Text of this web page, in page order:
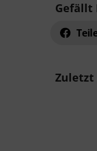
Gefällt
Zuletzt